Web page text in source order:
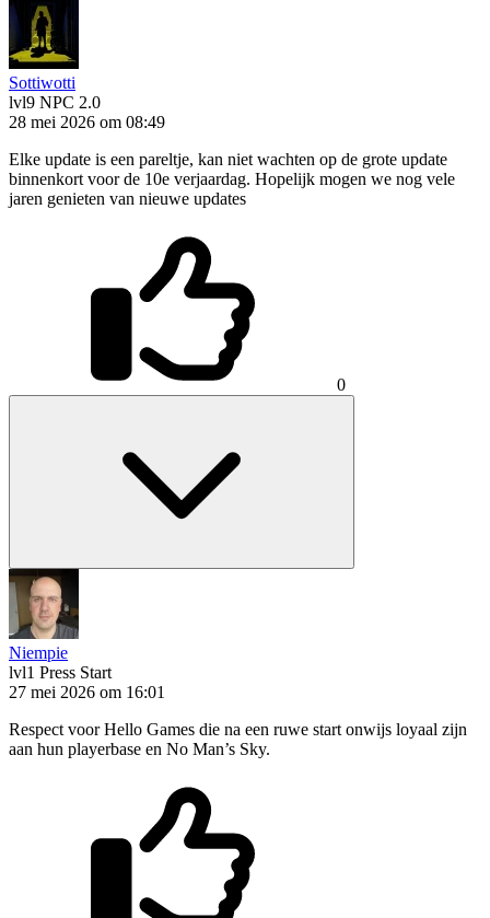
Sottiwotti
lvl9 NPC 2.0
28 mei 2026 om 08:49
Elke update is een pareltje, kan niet wachten op de grote update
binnenkort voor de 10e verjaardag. Hopelijk mogen we nog vele
jaren genieten van nieuwe updates
0
Niempie
lvl1 Press Start
27 mei 2026 om 16:01
Respect voor Hello Games die na een ruwe start onwijs loyaal zijn
aan hun playerbase en No Man’s Sky.